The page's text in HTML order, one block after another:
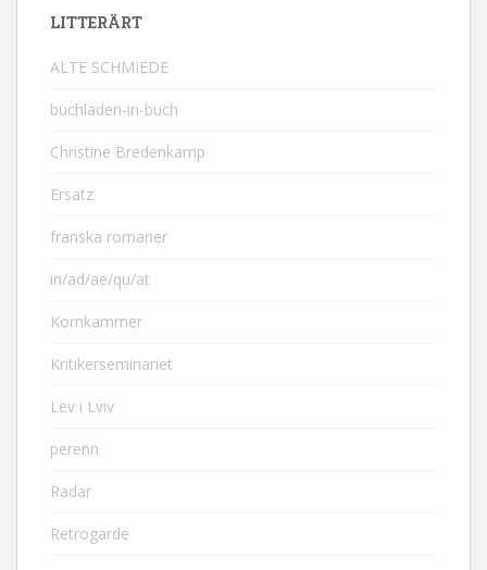
LITTERÄRT
ALTE SCHMIEDE
buchladen-in-buch
Christine Bredenkamp
Ersatz
franska romaner
in/ad/ae/qu/at
Kornkammer
Kritikerseminariet
Lev i Lviv
perenn
Radar
Retrogarde